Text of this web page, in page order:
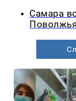
Самара